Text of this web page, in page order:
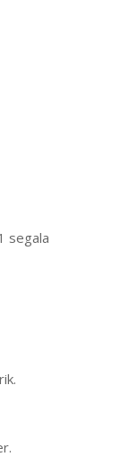
segala